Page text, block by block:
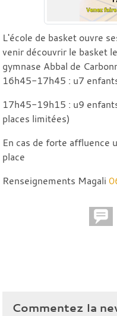
L'école de basket ouvre
venir découvrir le basket
gymnase Abbal de
16h45-17h45 : u7
17h45-19h15 : u9
places limitées)
En cas de forte affluence
place
Renseignements Magali
Commentez la